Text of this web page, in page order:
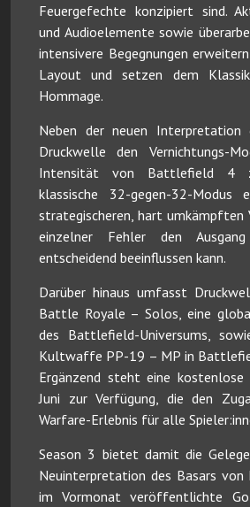
Feuergefechte konzipiert sind.
und Audioelemente sowie
intensivere Begegnungen
Layout und setzen dem
Hommage.
Neben der neuen
Druckwelle den Vernichtungs-
Intensität von Battlefield 4
klassische 32-gegen-32-Modus
strategischeren, hart umkämpften
einzelner Fehler den
entscheidend beeinflussen kann.
Darüber hinaus umfasst
Battle Royale – Solos, eine
des Battlefield-Universums,
Kultwaffe PP-19 – MP in
Ergänzend steht eine
Juni zur Verfügung, die den
Warfare-Erlebnis für alle
Season 3 bietet damit die
Neuinterpretation des Basars von
im Vormonat veröffentlichte